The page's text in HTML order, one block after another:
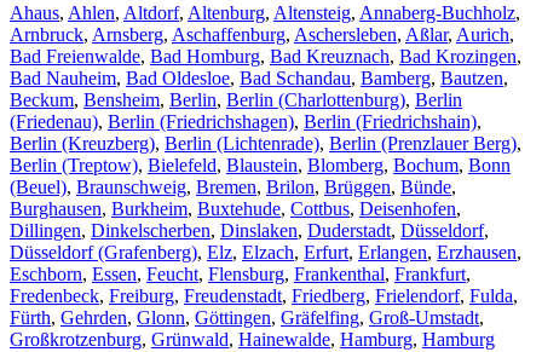
Ahaus, Ahlen, Altdorf, Altenburg, Altensteig, Annaberg-Buchholz,
Arnbruck, Arnsberg, Aschaffenburg, Aschersleben, Aßlar, Aurich,
Bad Freienwalde, Bad Homburg, Bad Kreuznach, Bad Krozingen,
Bad Nauheim, Bad Oldesloe, Bad Schandau, Bamberg, Bautzen,
Beckum, Bensheim, Berlin, Berlin (Charlottenburg), Berlin
(Friedenau), Berlin (Friedrichshagen), Berlin (Friedrichshain),
Berlin (Kreuzberg), Berlin (Lichtenrade), Berlin (Prenzlauer Berg),
Berlin (Treptow), Bielefeld, Blaustein, Blomberg, Bochum, Bonn
(Beuel), Braunschweig, Bremen, Brilon, Brüggen, Bünde,
Burghausen, Burkheim, Buxtehude, Cottbus, Deisenhofen,
Dillingen, Dinkelscherben, Dinslaken, Duderstadt, Düsseldorf,
Düsseldorf (Grafenberg), Elz, Elzach, Erfurt, Erlangen, Erzhausen,
Eschborn, Essen, Feucht, Flensburg, Frankenthal, Frankfurt,
Fredenbeck, Freiburg, Freudenstadt, Friedberg, Frielendorf, Fulda,
Fürth, Gehrden, Glonn, Göttingen, Gräfelfing, Groß-Umstadt,
Großkrotzenburg, Grünwald, Hainewalde, Hamburg, Hamburg